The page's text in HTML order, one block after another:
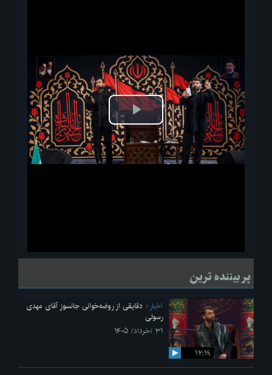
پخش
ویدیو
لحظاتی از قرائت زیارت اربعین امام حسین(ع) در مراسم عزاداری هیئات
پر بیننده ترین
۱۲:۱۹
اخبار
دقایقی از روضه‌خوانی جانسوز آقای مهدی
رسولی
۳۱ /خرداد/ ۱۴۰۵